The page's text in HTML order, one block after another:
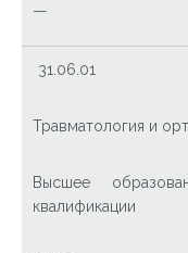
—
31.06.01
Травматология и
Высшее
квалификации